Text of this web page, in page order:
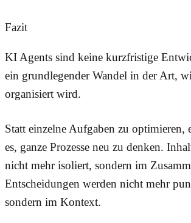
Fazit
KI Agents sind keine kurzfristige
ein grundlegender Wandel in der Art,
organisiert wird.
Statt einzelne Aufgaben zu optimieren,
es, ganze Prozesse neu zu denken.
nicht mehr isoliert, sondern im
Entscheidungen werden nicht mehr
sondern im Kontext.